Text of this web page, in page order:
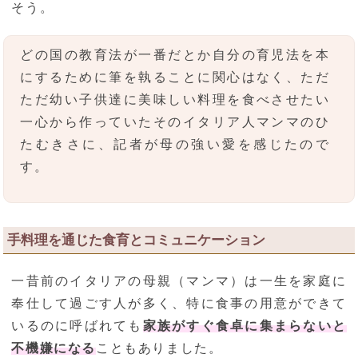
そう。
どの国の教育法が一番だとか自分の育児法を本
にするために筆を執ることに関心はなく、ただ
ただ幼い子供達に美味しい料理を食べさせたい
一心から作っていたそのイタリア人マンマのひ
たむきさに、記者が母の強い愛を感じたので
す。
手料理を通じた食育とコミュニケーション
一昔前のイタリアの母親（マンマ）は一生を家庭に
奉仕して過ごす人が多く、特に食事の用意ができて
いるのに呼ばれても 家族がすぐ食卓に集まらないと
不機嫌になることもありました。